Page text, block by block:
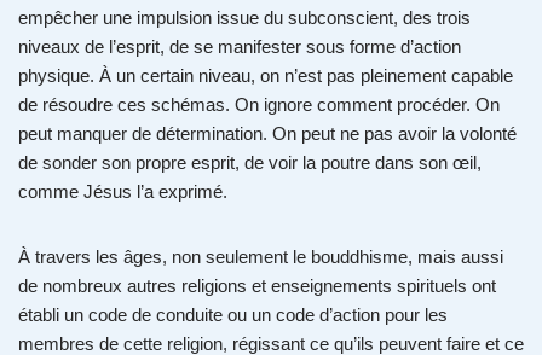
empêcher une impulsion issue du subconscient, des trois
niveaux de l’esprit, de se manifester sous forme d’action
physique. À un certain niveau, on n’est pas pleinement capable
de résoudre ces schémas. On ignore comment procéder. On
peut manquer de détermination. On peut ne pas avoir la volonté
de sonder son propre esprit, de voir la poutre dans son œil,
comme Jésus l’a exprimé.
À travers les âges, non seulement le bouddhisme, mais aussi
de nombreux autres religions et enseignements spirituels ont
établi un code de conduite ou un code d’action pour les
membres de cette religion, régissant ce qu’ils peuvent faire et ce